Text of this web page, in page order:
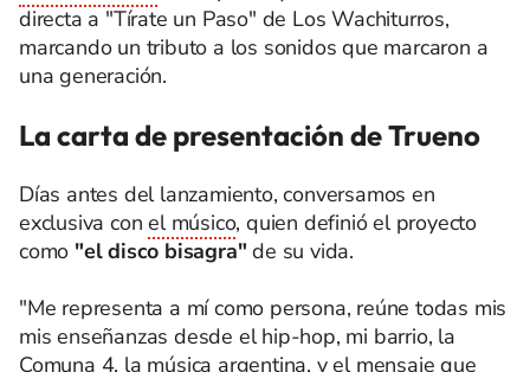
directa a "Tírate un Paso" de Los Wachiturros,
marcando un tributo a los sonidos que marcaron a
una generación.
La carta de presentación de Trueno
Días antes del lanzamiento, conversamos en
exclusiva conel músico, quien definió el proyecto
como "el disco bisagra" de su vida.
"Me representa a mí como persona, reúne todas mis
mis enseñanzas desde el hip-hop, mi barrio, la
Comuna 4, la música argentina, y el mensaje que